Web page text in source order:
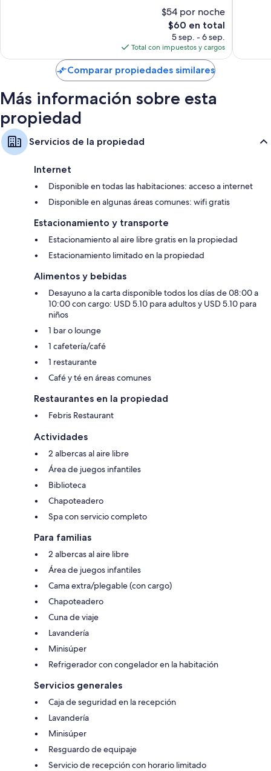
Camas con efecto memoria y camas extra/plegables (con cargo)
Televisiones de alta definición de 32 pulgadas con canales de
televisión premium
Balcones o patios, áreas de descanso independientes y
congeladores o refrigeradores con congelador
$54 por noche
El
precio
actual
es
de
$60
$60 en total
5 sep. - 6 sep.
Total con impuestos y cargos
Comparar propiedades similares
Más información sobre esta
propiedad
Servicios de la propiedad
Internet
Disponible en todas las habitaciones: acceso a internet
Disponible en algunas áreas comunes: wifi gratis
Estacionamiento y transporte
Estacionamiento al aire libre gratis en la propiedad
Estacionamiento limitado en la propiedad
Alimentos y bebidas
Desayuno a la carta disponible todos los días de 08:00 a
10:00 con cargo: USD 5.10 para adultos y USD 5.10 para
niños
1 bar o lounge
1 cafetería/café
1 restaurante
Café y té en áreas comunes
Restaurantes en la propiedad
Febris Restaurant
Actividades
2 albercas al aire libre
Área de juegos infantiles
Biblioteca
Chapoteadero
Spa con servicio completo
Para familias
2 albercas al aire libre
Área de juegos infantiles
Cama extra/plegable (con cargo)
Chapoteadero
Cuna de viaje
Lavandería
Minisúper
Refrigerador con congelador en la habitación
Servicios generales
Caja de seguridad en la recepción
Lavandería
Minisúper
Resguardo de equipaje
Servicio de recepción con horario limitado